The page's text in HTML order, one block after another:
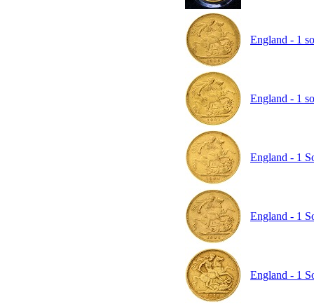
England - 1
England - 1
England - 1
England - 1
England - 1